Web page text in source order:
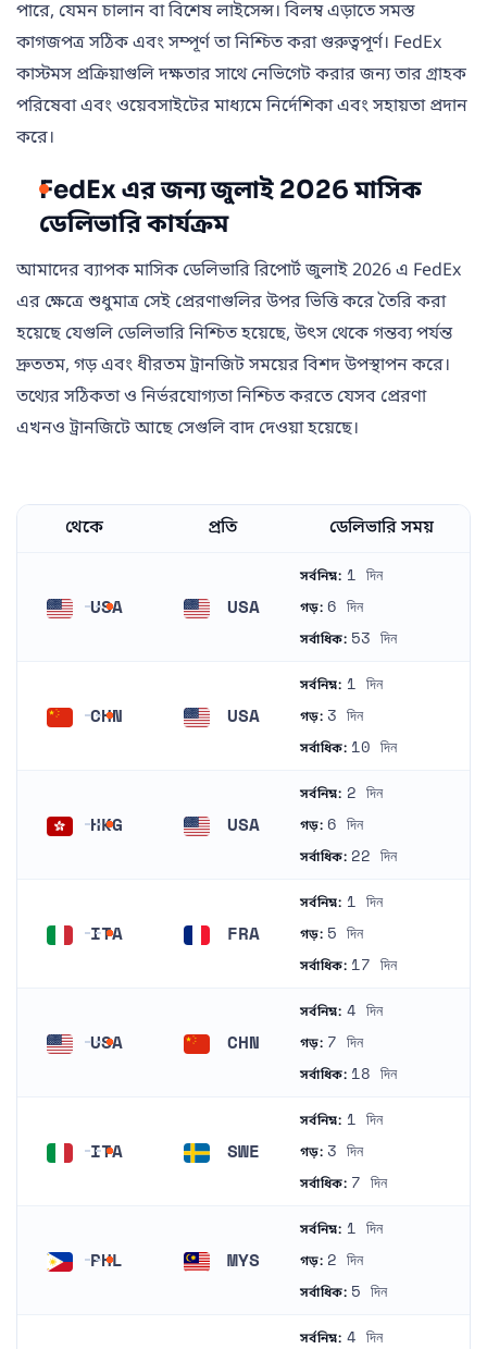
পারে, যেমন চালান বা বিশেষ লাইসেন্স। বিলম্ব এড়াতে সমস্ত
কাগজপত্র সঠিক এবং সম্পূর্ণ তা নিশ্চিত করা গুরুত্বপূর্ণ। FedEx
কাস্টমস প্রক্রিয়াগুলি দক্ষতার সাথে নেভিগেট করার জন্য তার গ্রাহক
পরিষেবা এবং ওয়েবসাইটের মাধ্যমে নির্দেশিকা এবং সহায়তা প্রদান
করে।
FedEx এর জন্য জুলাই 2026 মাসিক
ডেলিভারি কার্যক্রম
আমাদের ব্যাপক মাসিক ডেলিভারি রিপোর্ট জুলাই 2026 এ FedEx
এর ক্ষেত্রে শুধুমাত্র সেই প্রেরণাগুলির উপর ভিত্তি করে তৈরি করা
হয়েছে যেগুলি ডেলিভারি নিশ্চিত হয়েছে, উৎস থেকে গন্তব্য পর্যন্ত
দ্রুততম, গড় এবং ধীরতম ট্রানজিট সময়ের বিশদ উপস্থাপন করে।
তথ্যের সঠিকতা ও নির্ভরযোগ্যতা নিশ্চিত করতে যেসব প্রেরণা
এখনও ট্রানজিটে আছে সেগুলি বাদ দেওয়া হয়েছে।
থেকে প্রতি ডেলিভারি সময়
USA USA
সর্বনিম্ন: 1 দিন
গড়: 6 দিন
সর্বাধিক: 53 দিন
CHN USA
সর্বনিম্ন: 1 দিন
গড়: 3 দিন
সর্বাধিক: 10 দিন
HKG USA
সর্বনিম্ন: 2 দিন
গড়: 6 দিন
সর্বাধিক: 22 দিন
ITA FRA
সর্বনিম্ন: 1 দিন
গড়: 5 দিন
সর্বাধিক: 17 দিন
USA CHN
সর্বনিম্ন: 4 দিন
গড়: 7 দিন
সর্বাধিক: 18 দিন
ITA SWE
সর্বনিম্ন: 1 দিন
গড়: 3 দিন
সর্বাধিক: 7 দিন
PHL MYS
সর্বনিম্ন: 1 দিন
গড়: 2 দিন
সর্বাধিক: 5 দিন
সর্বনিম্ন: 4 দিন